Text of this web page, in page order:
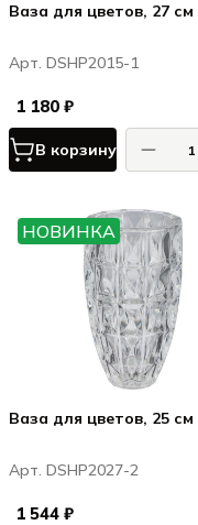
Ваза для цветов, 27 см
Арт. DSHP2015-1
1 180 ₽
В корзину
НОВИНКА
Ваза для цветов, 25 см
Арт. DSHP2027-2
1 544 ₽